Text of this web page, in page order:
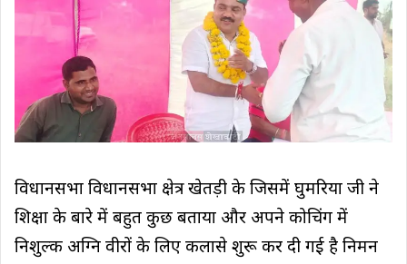
विधानसभा विधानसभा क्षेत्र खेतड़ी के जिसमें घुमरिया जी ने
शिक्षा के बारे में बहुत कुछ बताया और अपने कोचिंग में
निशुल्क अग्नि वीरों के लिए कलासे शुरू कर दी गई है निमन